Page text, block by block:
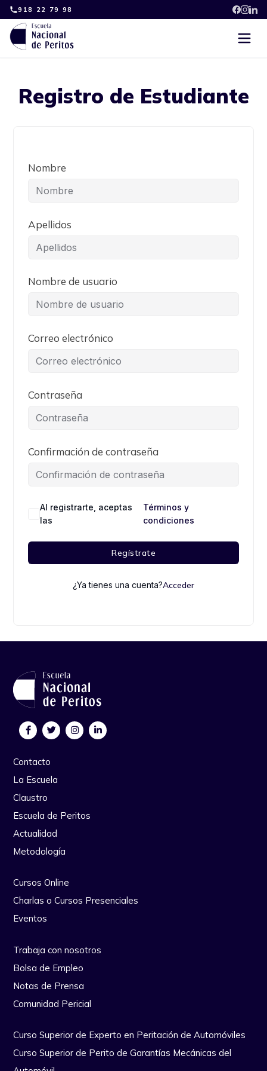
Skip
to
content
918 22 79 98
Registro de Estudiante
Nombre
Apellidos
Nombre de usuario
Correo electrónico
Contraseña
Confirmación de contraseña
Al registrarte, aceptas
las
Términos y
condiciones
Regístrate
¿Ya tienes una cuenta?Acceder
Contacto
La Escuela
Claustro
Escuela de Peritos
Actualidad
Metodología
Cursos Online
Charlas o Cursos Presenciales
Eventos
Trabaja con nosotros
Bolsa de Empleo
Notas de Prensa
Comunidad Pericial
Curso Superior de Experto en Peritación de Automóviles
Curso Superior de Perito de Garantías Mecánicas del